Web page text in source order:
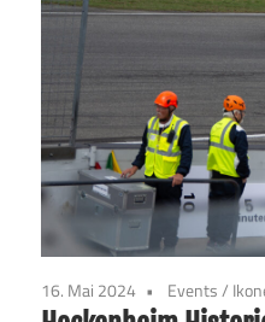
16. Mai 2024 Events/